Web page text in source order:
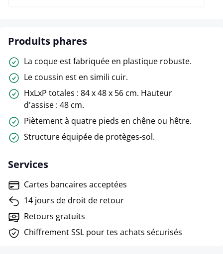
Produits phares
La coque est fabriquée en plastique robuste.
Le coussin est en simili cuir.
HxLxP totales : 84 x 48 x 56 cm. Hauteur
d'assise : 48 cm.
Piètement à quatre pieds en chêne ou hêtre.
Structure équipée de protèges-sol.
Services
Cartes bancaires acceptées
14 jours de droit de retour
Retours gratuits
Chiffrement SSL pour tes achats sécurisés